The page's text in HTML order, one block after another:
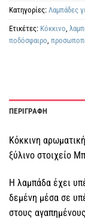
Κατηγορίες: Λαμπάδες
Ετικέτες: Κόκκινο,
ποδόσφαιρο,
ΠΕΡΙΓΡΑΦΗ
Κόκκινη
ξύλινο στοιχείο
Η λαμπάδα έχει
δεμένη μέσα σε
στους